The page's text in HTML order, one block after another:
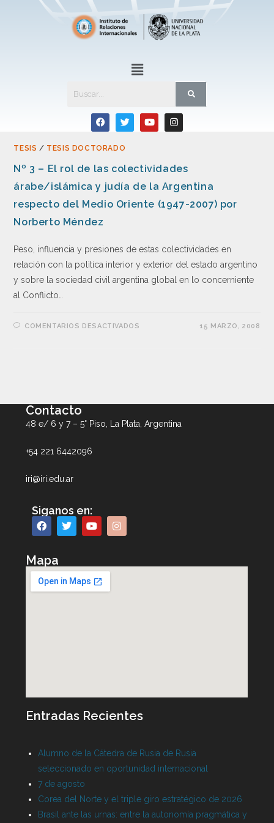
TESIS / TESIS DOCTORADO
Nº 3 – El rol de las colectividades
árabe/islámica y judía de la Argentina
respecto del Medio Oriente (1947-2007) por
Norberto Méndez
Peso, influencia y presiones de estas colectividades en
relación con la polìtica interior y exterior del estado argentino
y sobre la sociedad civil argentina global en lo concerniente
al Conflicto…
COMENTARIOS DESACTIVADOS 15 MARZO, 2008
Contacto
48 e/ 6 y 7 – 5° Piso, La Plata, Argentina
+54 221 6442096
iri@iri.edu.ar
Siganos en:
Mapa
Entradas Recientes
Alumno de la Cátedra de Rusia de Rusia
seleccionado en oportunidad internacional
7 de agosto
Corea del Norte y el triple giro estratégico de 2026
Brasil ante las urnas: entre la autonomía pragmática y